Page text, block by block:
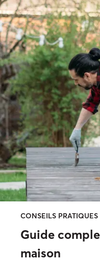
CONSEILS PRATIQUES
Guide
maison